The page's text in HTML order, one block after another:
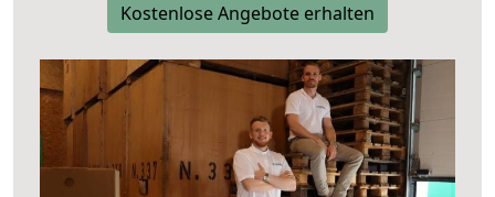
Kostenlose Angebote erhalten